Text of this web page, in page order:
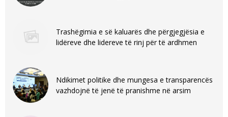
Trashëgimia e së kaluarës dhe përgjegjësia e
lidëreve dhe lidereve të rinj për të ardhmen
Ndikimet politike dhe mungesa e transparencës
vazhdojnë të jenë të pranishme në arsim